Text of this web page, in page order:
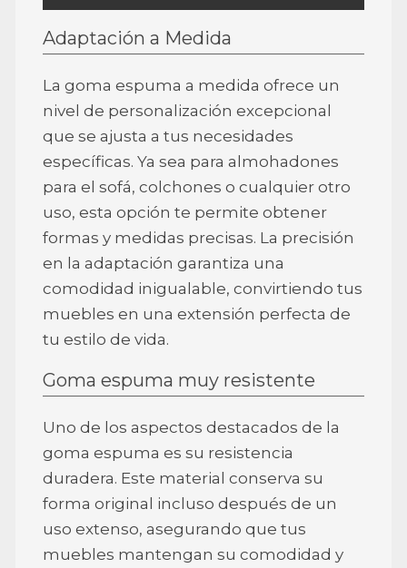
Adaptación a Medida
La goma espuma a medida ofrece un
nivel de personalización excepcional
que se ajusta a tus necesidades
específicas. Ya sea para almohadones
para el sofá, colchones o cualquier otro
uso, esta opción te permite obtener
formas y medidas precisas. La precisión
en la adaptación garantiza una
comodidad inigualable, convirtiendo tus
muebles en una extensión perfecta de
tu estilo de vida.
Goma espuma muy resistente
Uno de los aspectos destacados de la
goma espuma es su resistencia
duradera. Este material conserva su
forma original incluso después de un
uso extenso, asegurando que tus
muebles mantengan su comodidad y